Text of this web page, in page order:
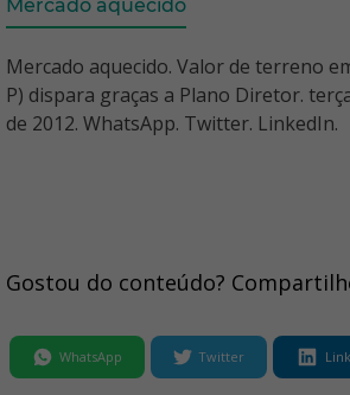
Mercado aquecido
Mercado aquecido. Valor de terreno
P) dispara graças a Plano Diretor.
de 2012. WhatsApp. Twitter. LinkedIn.
Gostou do conteúdo?
WhatsApp Twitter